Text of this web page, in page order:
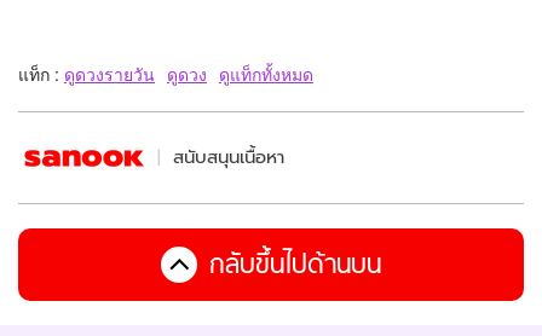
แท็ก : ดูดวงรายวัน ดูดวง ดูแท็กทั้งหมด
สนับสนุนเนื้อหา
กลับขึ้นไปด้านบน